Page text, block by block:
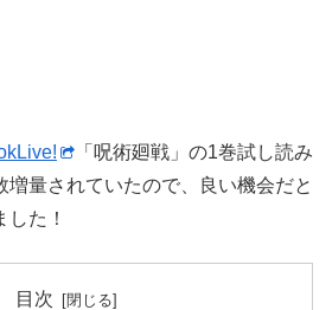
「呪術廻戦」の1巻試し読み
増量されていたので、良い機会だと
た！
目次